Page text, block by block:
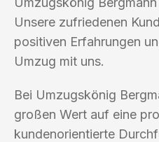
Unsere zufriedenen
positiven Erfahrungen
Umzug mit uns.
Bei Umzugskönig
großen Wert auf eine
kundenorientierte